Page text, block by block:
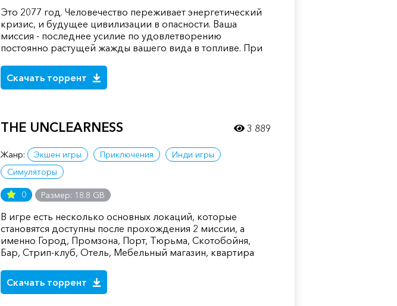
Это 2077 год. Человечество переживает энергетический
кризис, и будущее цивилизации в опасности. Ваша
миссия - последнее усилие по удовлетворению
постоянно растущей жажды вашего вида в топливе. При
Скачать торрент
THE UNCLEARNESS
Жанр: Экшен игры Приключения
Инди игры
Симуляторы
0 Размер: 18.8 GB
В игре есть несколько основных локаций, которые
становятся доступны после прохождения 2 миссии, а
именно Город, Промзона, Порт, Тюрьма, Скотобойня,
Бар, Стрип-клуб, Отель, Мебельный магазин, квартира
Скачать торрент
3 889